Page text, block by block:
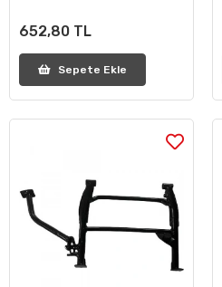
652,80 TL
Sepete Ekle